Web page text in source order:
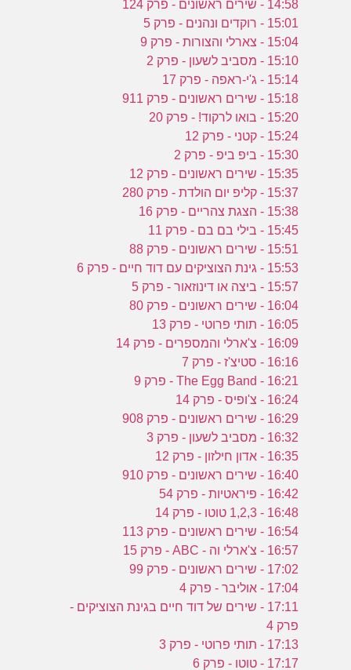
14:58 - שירים ראשונים - פרק 124
15:01 - רוקדים ונהנים - פרק 5
15:04 - צארלי והצורות - פרק 9
15:10 - מסביב לשעון - פרק 2
15:14 - ג'י-ראפה - פרק 17
15:18 - שירים ראשונים - פרק 911
15:20 - בואו לרקוד! - פרק 20
15:24 - קטני - פרק 12
15:30 - ביפ ביפ - פרק 2
15:35 - שירים ראשונים - פרק 12
15:37 - קליפ יום הולדת - פרק 280
15:38 - הצגת צהריים - פרק 16
15:45 - בילי בם בם - פרק 11
15:51 - שירים ראשונים - פרק 88
15:53 - גינת הצוציקים עם דוד חיים - פרק 6
15:57 - ביצה או דינוזאור - פרק 5
16:04 - שירים ראשונים - פרק 80
16:05 - תותי פרוטי - פרק 13
16:09 - צ'ארלי והמספרים - פרק 14
16:16 - סטיצ'ז - פרק 7
16:21 - The Egg Band - פרק 9
16:24 - צ'ופיס - פרק 14
16:29 - שירים ראשונים - פרק 908
16:32 - מסביב לשעון - פרק 3
16:35 - אדון חילזון - פרק 12
16:40 - שירים ראשונים - פרק 910
16:42 - פיראטיות - פרק 54
16:48 - 1,2,3 טוטו - פרק 14
16:54 - שירים ראשונים - פרק 113
16:57 - צ'ארלי וה - ABC - פרק 15
17:02 - שירים ראשונים - פרק 99
17:04 - אוליבר - פרק 4
17:11 - שירים של דוד חיים בגינת הצוציקים -
פרק 4
17:13 - תותי פרוטי - פרק 3
17:17 - טוטו - פרק 6